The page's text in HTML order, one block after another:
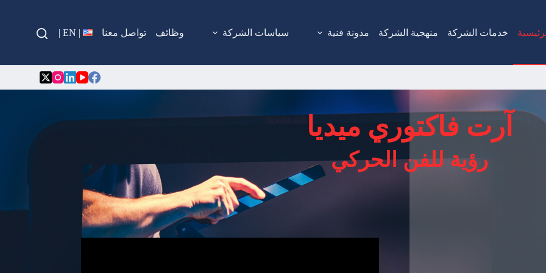
خدمات الشركة منهجية الشركة مدونة فنية سياسات الشركة وظائف تواصل معنا | EN |
آرت فاكتوري ميديا
رؤية للفن الحركي